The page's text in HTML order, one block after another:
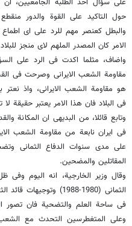
على سؤال احد الطلبة الجامعیین،
حول التاکید على القوة والدور
والبطل کعنصر مهم للرد على ای
الامر کان المصدر الملهم لای منجز
واضاف، مثلما اکدت فی الرد على
مقاومة الشعب الایرانی وصرحت فی
هو مقاومة الشعب الایرانی، واذ نعتر
فی البلاد فان هذا الامر یعتبر حقیقة لا
وتابع قائلا، من البدیهی ان المکانة
فی ایران نابعة من مقاومة الشعب
على مدى سنوات الدفاع الثمانی
المقاتلین والمضحین.
وقال وزیر الخارجیة، انه الیوم وفی
الثمانی (1980-1988)
فی ساحة العلم والتضحیة فان تصور
وعلى المتغطرسین التحدث مع الشعب